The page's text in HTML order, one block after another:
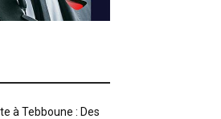
à Tebboune : Des